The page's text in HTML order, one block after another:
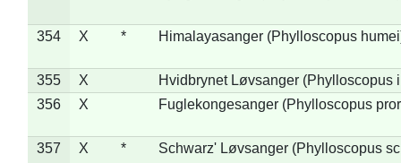
354 X * Himalayasanger (Phylloscopus
355 X
Hvidbrynet Løvsanger (Phylloscopus
356
X Fuglekongesanger (Phylloscopus
357 X * Schwarz' Løvsanger (Phylloscopus